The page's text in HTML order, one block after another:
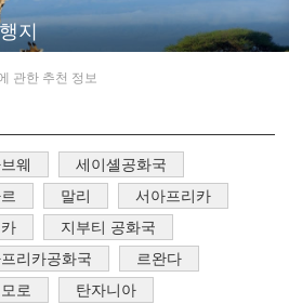
지
관한 추천 정보
웨
세이셸공화국
말리
서아프리카
지부티 공화국
리카공화국
르완다
로
탄자니아